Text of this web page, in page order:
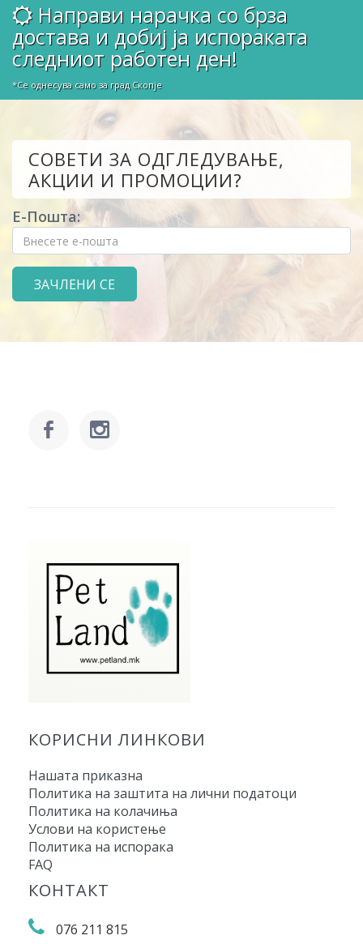
Направи нарачка со брза
достава и добиј ја испораката
следниот работен ден!
*Се однесува само за град Скопје
СОВЕТИ ЗА ОДГЛЕДУВАЊЕ,
АКЦИИ И ПРОМОЦИИ?
Е-Пошта:
КОРИСНИ ЛИНКОВИ
Нашата приказна
Политика на заштита на лични податоци
Политика на колачиња
Услови на користење
Политика на испорака
FAQ
КОНТАКТ
076 211 815